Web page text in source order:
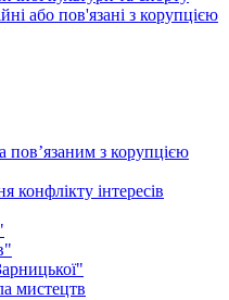
або пов'язані з корупцією
пов’язаним з корупцією
конфлікту інтересів
мистецтв